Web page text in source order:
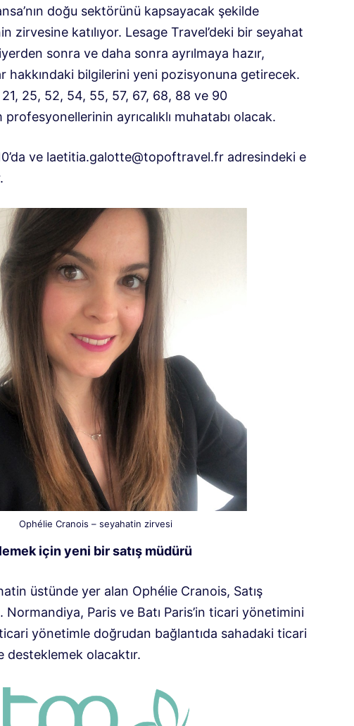
doğu sektörünü kapsayacak şekilde
zirvesine katılıyor. Lesage Travel’deki bir seyahat
sonra ve daha sonra ayrılmaya hazır,
hakkındaki bilgilerini yeni pozisyonuna getirecek.
25, 52, 54, 55, 57, 67, 68, 88 ve 90
ayrıcalıklı muhatabı olacak.
ve laetitia.galotte@topoftravel.fr adresindeki e
Ophélie Cranois – seyahatin zirvesi
için yeni bir satış müdürü
üstünde yer alan Ophélie Cranois, Satış
Normandiya, Paris ve Batı Paris’in ticari yönetimini
yönetimle doğrudan bağlantıda sahadaki ticari
desteklemek olacaktır.